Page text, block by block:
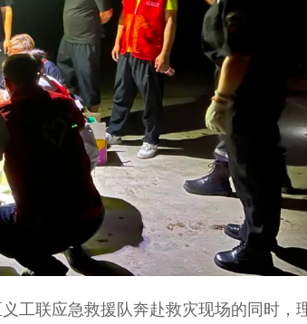
联应急救援队奔赴救灾现场的同时，